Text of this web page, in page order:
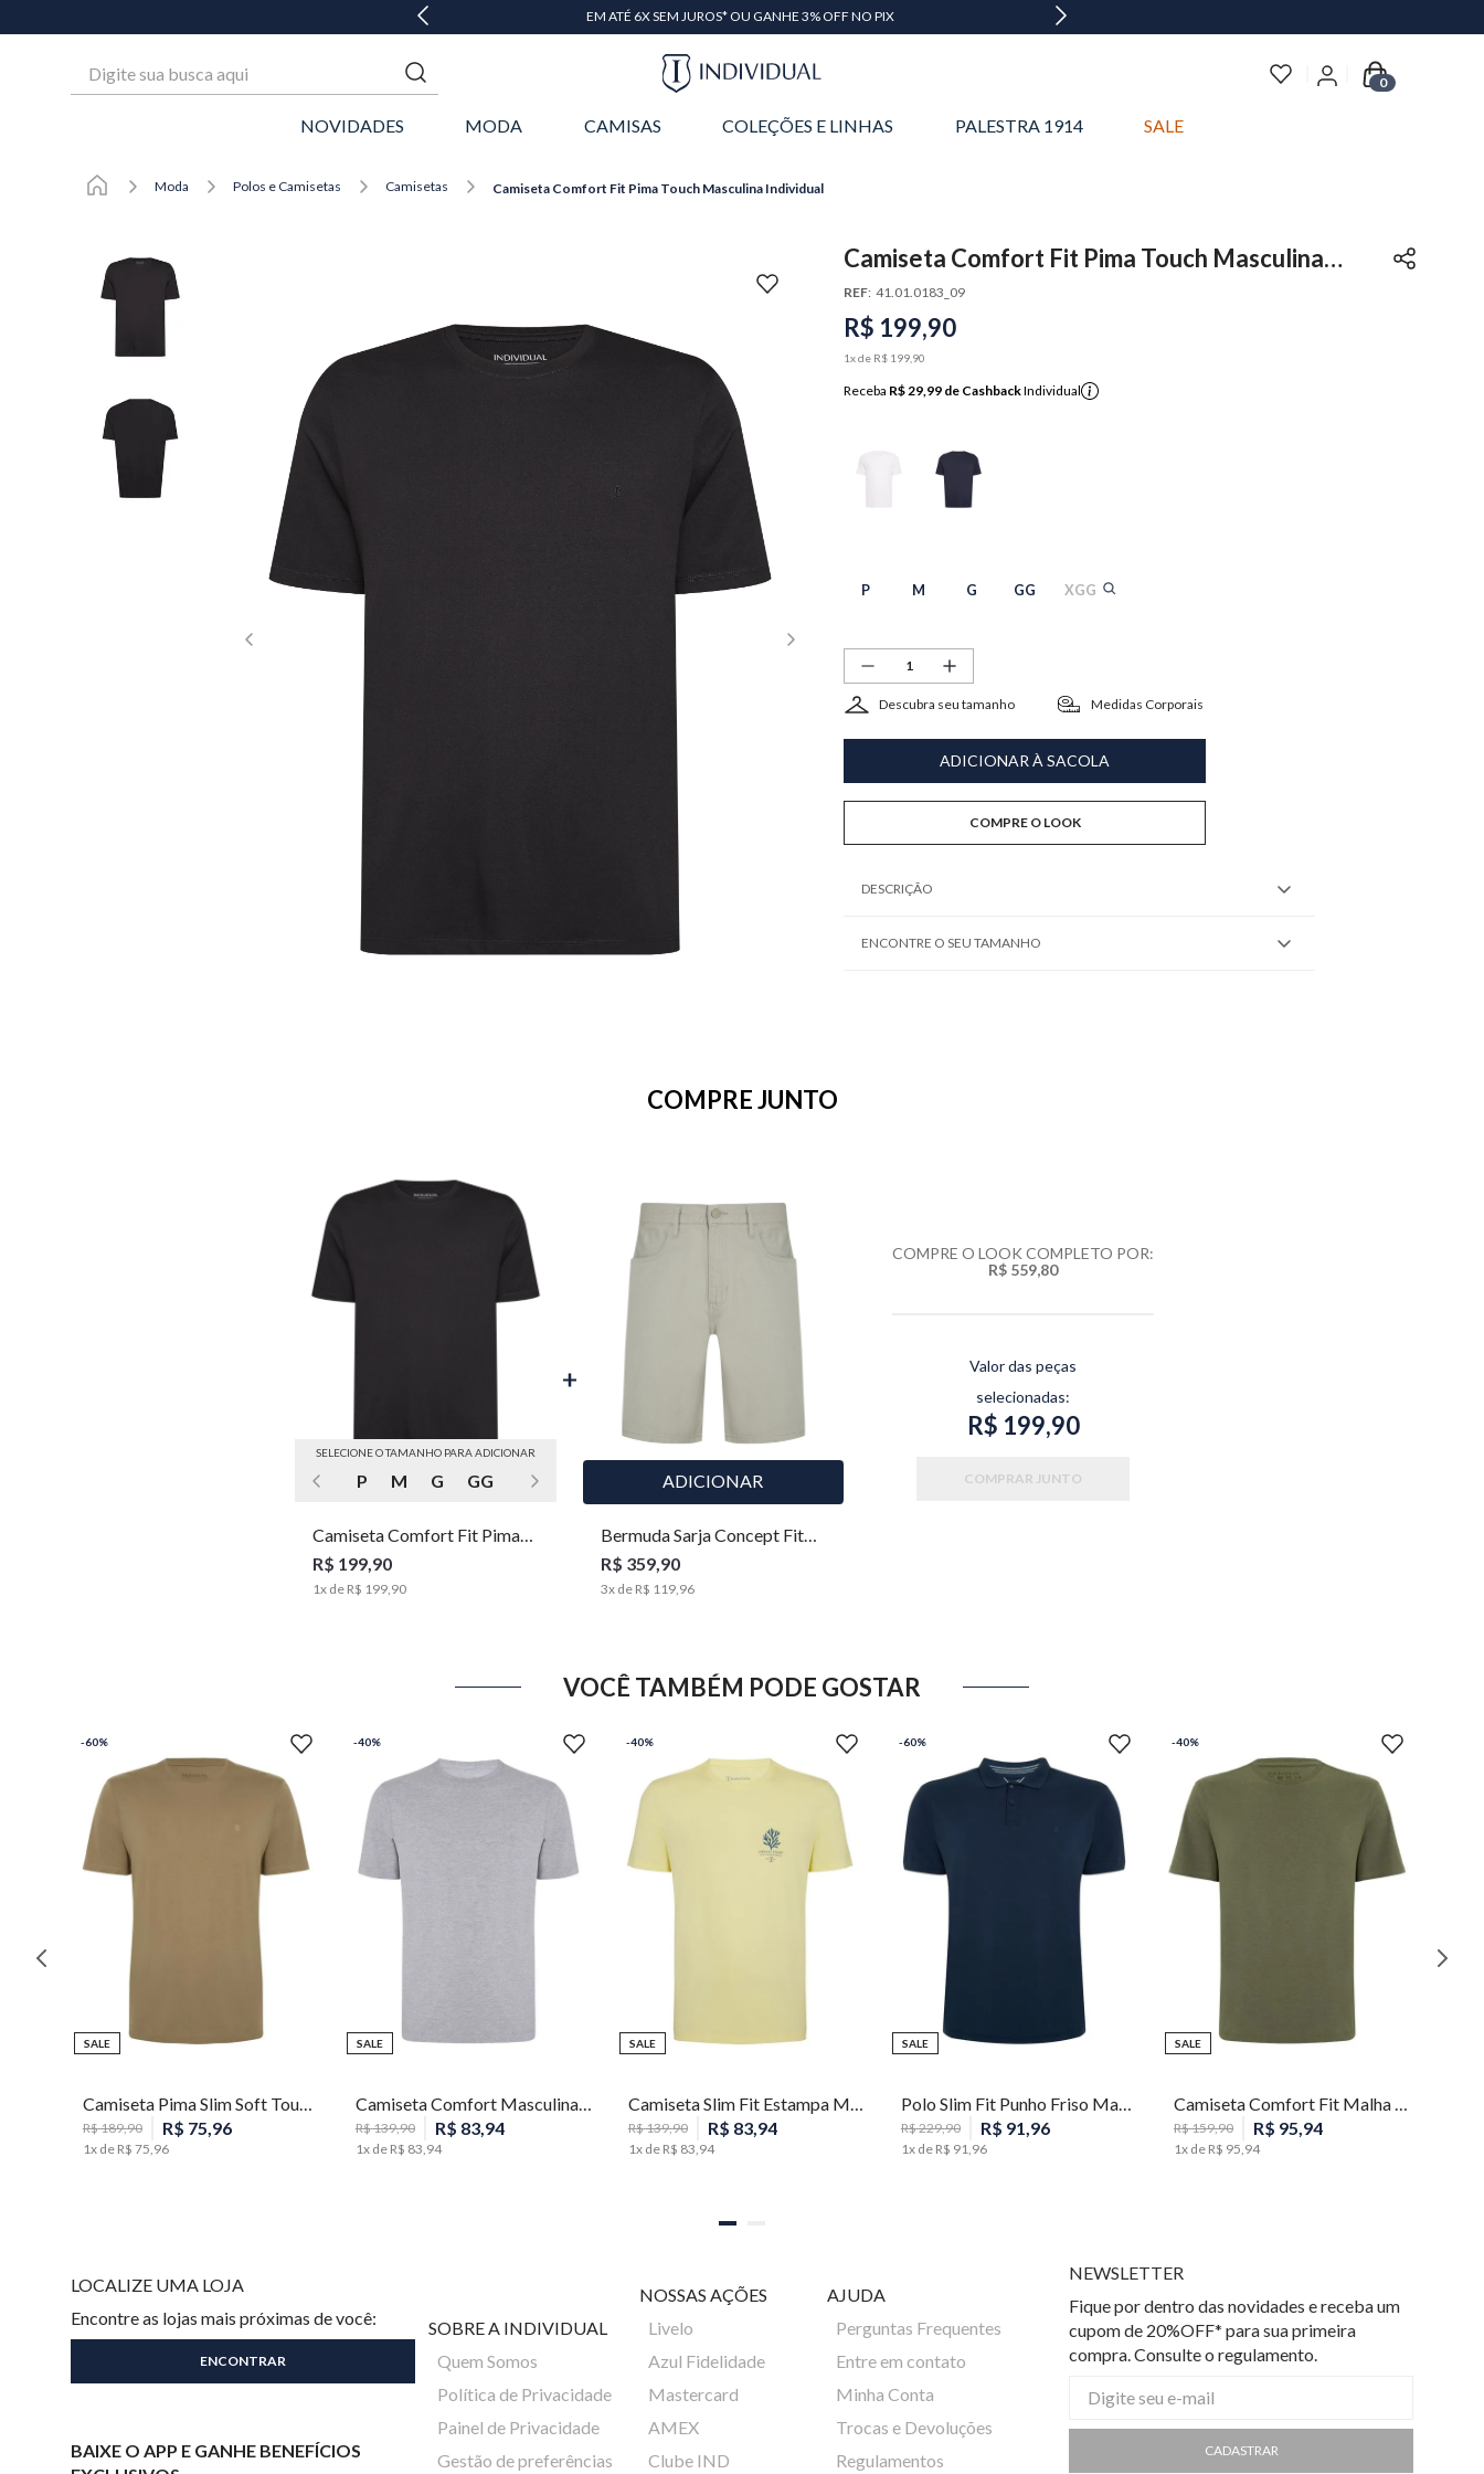
EM ATÉ 6X SEM JUROS* OU GANHE 3% OFF NO PIX
0
NOVIDADES MODA CAMISAS COLEÇÕES E LINHAS PALESTRA 1914 SALE
Moda Polos e Camisetas Camisetas Camiseta Comfort Fit Pima Touch Masculina Individual
Camiseta Comfort Fit Pima Touch Masculina
Individual
REF: 41.01.0183_09
R$ 199,90
1x de R$ 199 90
Receba R$ 29,99 de CashbackIndividual
P M G GG XGG
Descubra seu tamanho Medidas Corporais
ADICIONAR À SACOLA
COMPRE O LOOK
DESCRIÇÃO
ENCONTRE O SEU TAMANHO
COMPRE JUNTO
SELECIONE O TAMANHO PARA ADICIONAR
P M G GG
Camiseta Comfort Fit Pima
Touch Masculina Individual
R$ 199,90
1x de R$ 199,90
ADICIONAR
Bermuda Sarja Concept Fit
Masculina Individual
R$ 359,90
3x de R$ 119,96
COMPRE O LOOK COMPLETO POR:
R$ 559,80
Valor das peças
selecionadas:
R$ 199,90
COMPRAR JUNTO
VOCÊ TAMBÉM PODE GOSTAR
-60%
SALE M
Camiseta Pima Slim Soft Touch Masculina Individual
R$189,90 R$ 75,96
1x de R$ 75 96
-40%
SALE
Camiseta Comfort Masculina Individual
R$139,90 R$ 83,94
1x de R$ 83 94
-40%
SALE PP P M
Camiseta Slim Fit Estampa Masculina Individual
R$139,90 R$ 83,94
1x de R$ 83 94
-60%
SALE P
Polo Slim Fit Punho Friso Masculina Individual
R$229,90 R$ 91,96
1x de R$ 91 96
-40%
SALE P M
Camiseta Comfort Fit Malha Listras Masculina Individual
R$159,90 R$ 95,94
1x de R$ 95 94
LOCALIZE UMA LOJA
Encontre as lojas mais próximas de você:
BAIXE O APP E GANHE BENEFÍCIOS
SOBRE A INDIVIDUAL
Quem Somos
Política de Privacidade
Painel de Privacidade
Gestão de preferências
NOSSAS AÇÕES
Livelo
Azul Fidelidade
Mastercard
AMEX
Clube IND
AJUDA
Perguntas Frequentes
Entre em contato
Minha Conta
Trocas e Devoluções
Regulamentos
NEWSLETTER
Fique por dentro das novidades e receba um
cupom de 20%OFF* para sua primeira
compra. Consulte o regulamento.
CADASTRAR